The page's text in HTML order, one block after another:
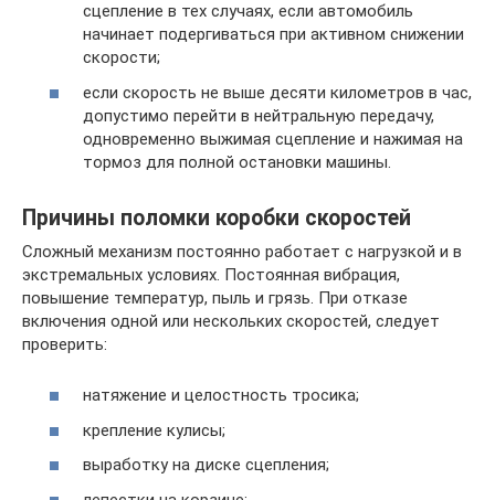
сцепление в тех случаях, если автомобиль
начинает подергиваться при активном снижении
скорости;
если скорость не выше десяти километров в час,
допустимо перейти в нейтральную передачу,
одновременно выжимая сцепление и нажимая на
тормоз для полной остановки машины.
Причины поломки коробки скоростей
Сложный механизм постоянно работает с нагрузкой и в
экстремальных условиях. Постоянная вибрация,
повышение температур, пыль и грязь. При отказе
включения одной или нескольких скоростей, следует
проверить:
натяжение и целостность тросика;
крепление кулисы;
выработку на диске сцепления;